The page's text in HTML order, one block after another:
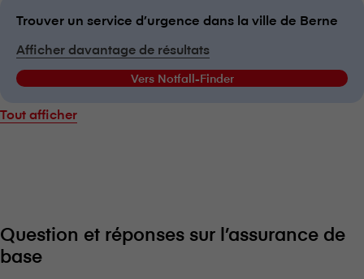
Trouver un service d’urgence dans la ville de Berne
Afficher davantage de résultats
Vers Notfall-Finder
Tout afficher
Question et réponses sur l’assurance de
base